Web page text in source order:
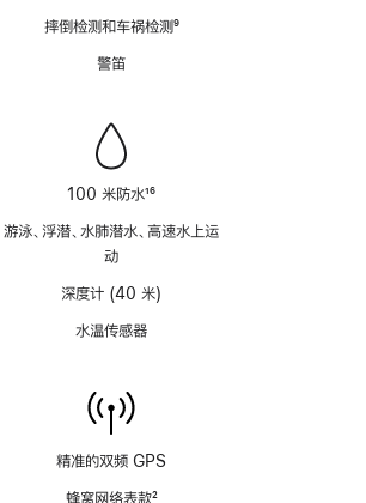
摔倒检测和车祸检测9
警笛
100 米防水16
游泳、浮潜、水肺潜水、高速水上运
动
深度计 (40 米)
水温传感器
精准的双频 GPS
蜂窝网络表款2